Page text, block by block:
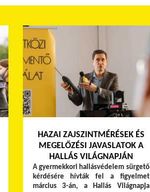
HAZAI ZAJSZINTMÉRÉSEK ÉS
MEGELŐZÉSI JAVASLATOK A
HALLÁS VILÁGNAPJÁN
A gyermekkori hallásvédelem sürgető
kérdésére hívták fel a figyelmet
március 3-án, a Hallás Világnapja